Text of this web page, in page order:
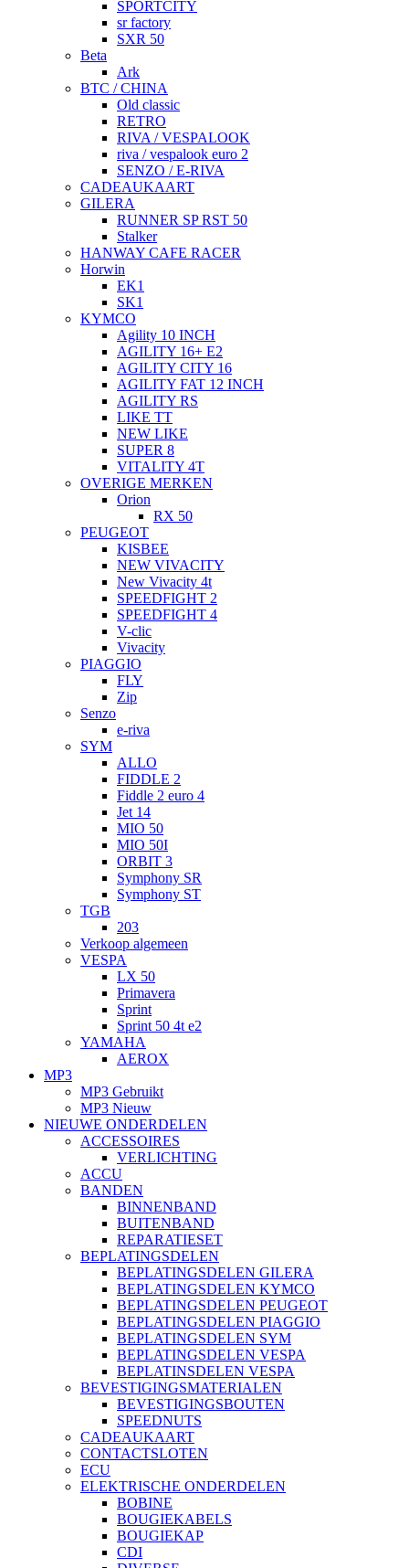
SPORTCITY
sr factory
SXR 50
Beta
Ark
BTC / CHINA
Old classic
RETRO
RIVA / VESPALOOK
riva / vespalook euro 2
SENZO / E-RIVA
CADEAUKAART
GILERA
RUNNER SP RST 50
Stalker
HANWAY CAFE RACER
Horwin
EK1
SK1
KYMCO
Agility 10 INCH
AGILITY 16+ E2
AGILITY CITY 16
AGILITY FAT 12 INCH
AGILITY RS
LIKE TT
NEW LIKE
SUPER 8
VITALITY 4T
OVERIGE MERKEN
Orion
RX 50
PEUGEOT
KISBEE
NEW VIVACITY
New Vivacity 4t
SPEEDFIGHT 2
SPEEDFIGHT 4
V-clic
Vivacity
PIAGGIO
FLY
Zip
Senzo
e-riva
SYM
ALLO
FIDDLE 2
Fiddle 2 euro 4
Jet 14
MIO 50
MIO 50I
ORBIT 3
Symphony SR
Symphony ST
TGB
203
Verkoop algemeen
VESPA
LX 50
Primavera
Sprint
Sprint 50 4t e2
YAMAHA
AEROX
MP3
MP3 Gebruikt
MP3 Nieuw
NIEUWE ONDERDELEN
ACCESSOIRES
VERLICHTING
ACCU
BANDEN
BINNENBAND
BUITENBAND
REPARATIESET
BEPLATINGSDELEN
BEPLATINGSDELEN GILERA
BEPLATINGSDELEN KYMCO
BEPLATINGSDELEN PEUGEOT
BEPLATINGSDELEN PIAGGIO
BEPLATINGSDELEN SYM
BEPLATINGSDELEN VESPA
BEPLATINSDELEN VESPA
BEVESTIGINGSMATERIALEN
BEVESTIGINGSBOUTEN
SPEEDNUTS
CADEAUKAART
CONTACTSLOTEN
ECU
ELEKTRISCHE ONDERDELEN
BOBINE
BOUGIEKABELS
BOUGIEKAP
CDI